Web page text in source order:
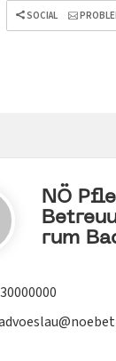
SOCIAL
NÖ
Rum